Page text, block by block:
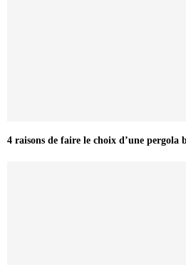
4 raisons de faire le choix d’une pergola